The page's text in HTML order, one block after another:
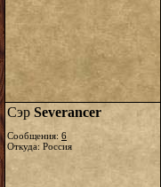
Сэр Severancer
Сообщения: 6
Откуда: Россия